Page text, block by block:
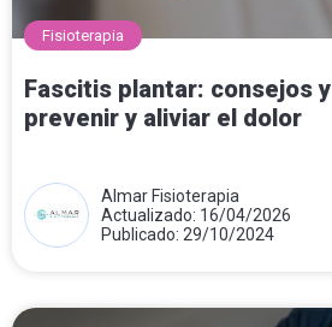
Fisioterapia
Fascitis plantar: consejos
prevenir y aliviar el dolor
Almar Fisioterapia
Actualizado: 16/04/2026
Publicado: 29/10/2024